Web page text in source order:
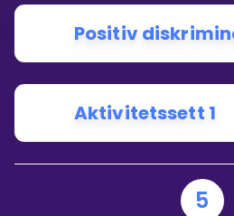
Positiv
Aktivitetssett 1
5